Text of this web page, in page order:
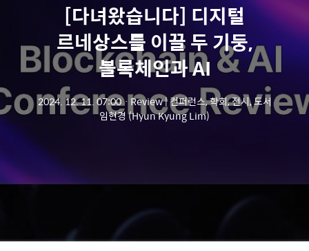
[다녀왔습니다] 디지털
르네상스를 이끌 두 기둥,
블록체인과 AI
2024. 12. 11. 07:00ㆍ Review | 컨퍼런스, 학회, 전시, 도서
임현경 (Hyun Kyung Lim)